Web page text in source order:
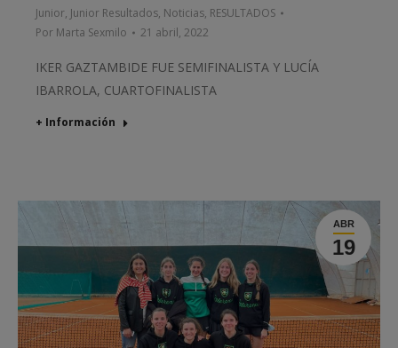
Junior, Junior Resultados, Noticias, RESULTADOS
Por Marta Sexmilo 21 abril, 2022
IKER GAZTAMBIDE FUE SEMIFINALISTA Y LUCÍA
IBARROLA, CUARTOFINALISTA
+ Información
ABR
19